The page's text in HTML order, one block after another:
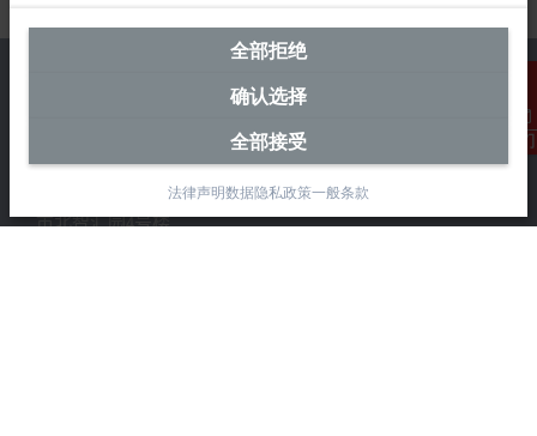
联系我们
毕孚自动化设备贸易(上海)有限公司
市北智汇园4号楼
全部拒绝
确认选择
全部接受
法律声明数据隐私政策一般条款